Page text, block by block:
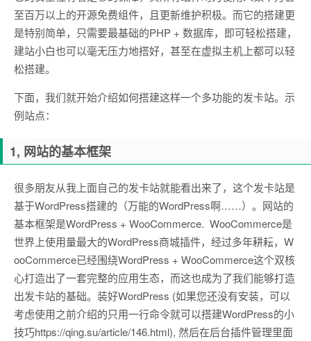
至百万以上的开源免费组件，且更新维护积极。而它的搭建更
是特别简单，只需要最基础的PHP + 数据库，即可轻松搭建，
建站小白也可以毫无压力地搭好，甚至在虚拟主机上都可以轻
松搭建。
下面，我们就开始介绍如何搭建这样一个多功能的发卡站。示
例站点：
1, 网站的基本框架
很多朋友从我上面自己的发卡站就能看出来了，这个发卡站是
基于WordPress搭建的（万能的WordPress啊……）。网站的
基本框架是WordPress + WooCommerce. WooCommerce是
世界上使用量最大的WordPress商城插件，经过多年耕耘，W
ooCommerce已经围绕WordPress + WooCommerce这个双核
心打造出了一套完整的应用生态，而这也成为了我们能够打造
出发卡站的基础。装好WordPress (如果您还没有安装，可以
考虑使用之前介绍的只用一行命令就可以搭建WordPress的小
技巧https://qing.su/article/146.html), 然后在后台插件管理里面